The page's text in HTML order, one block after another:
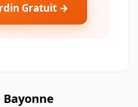
Gratuit →